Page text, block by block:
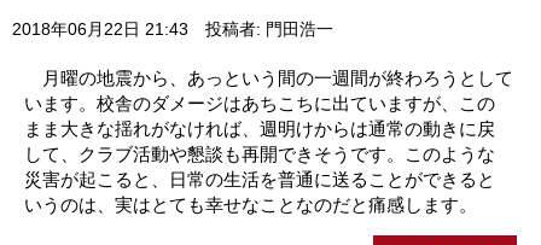
2018年06月22日 21:43 投稿者: 門田浩一
月曜の地震から、あっという間の一週間が終わろうとして
います。校舎のダメージはあちこちに出ていますが、この
まま大きな揺れがなければ、週明けからは通常の動きに戻
して、クラブ活動や懇談も再開できそうです。このような
災害が起こると、日常の生活を普通に送ることができると
いうのは、実はとても幸せなことなのだと痛感します。